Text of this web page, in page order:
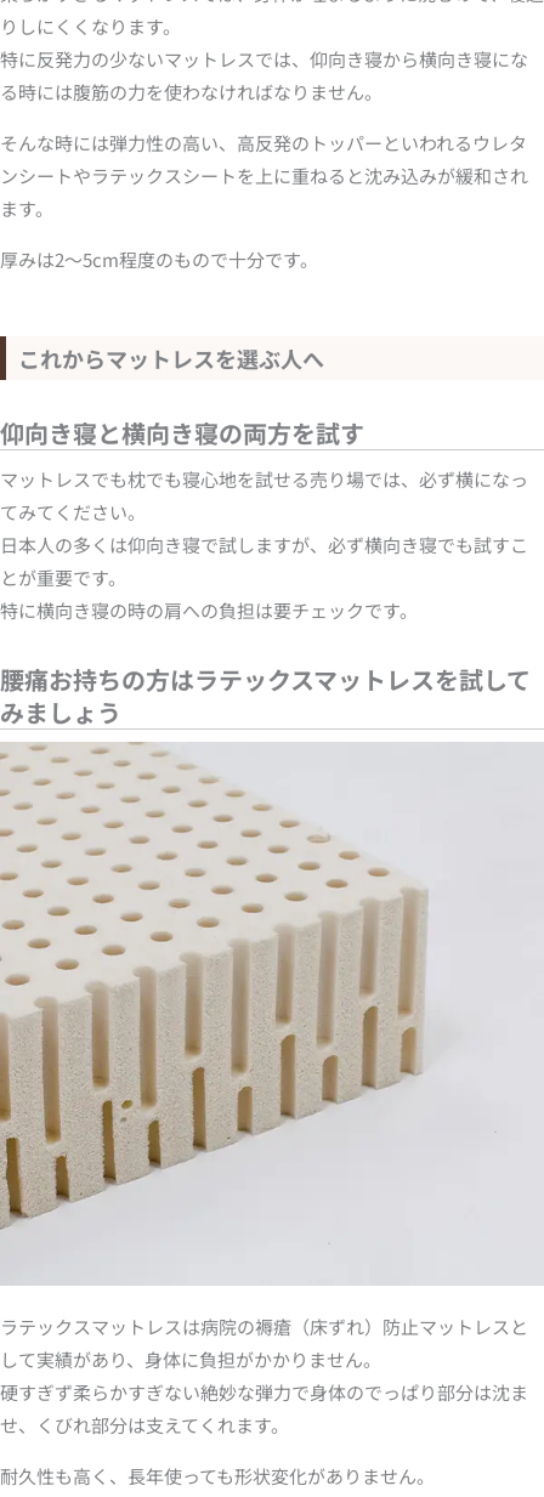
りしにくくなります。
特に反発力の少ないマットレスでは、仰向き寝から横向き寝にな
る時には腹筋の力を使わなければなりません。
そんな時には弾力性の高い、高反発のトッパーといわれるウレタ
ンシートやラテックスシートを上に重ねると沈み込みが緩和され
ます。
厚みは2～5cm程度のもので十分です。
これからマットレスを選ぶ人へ
仰向き寝と横向き寝の両方を試す
マットレスでも枕でも寝心地を試せる売り場では、必ず横になっ
てみてください。
日本人の多くは仰向き寝で試しますが、必ず横向き寝でも試すこ
とが重要です。
特に横向き寝の時の肩への負担は要チェックです。
腰痛お持ちの方はラテックスマットレスを試して
みましょう
ラテックスマットレスは病院の褥瘡（床ずれ）防止マットレスと
して実績があり、身体に負担がかかりません。
硬すぎず柔らかすぎない絶妙な弾力で身体のでっぱり部分は沈ま
せ、くびれ部分は支えてくれます。
耐久性も高く、長年使っても形状変化がありません。